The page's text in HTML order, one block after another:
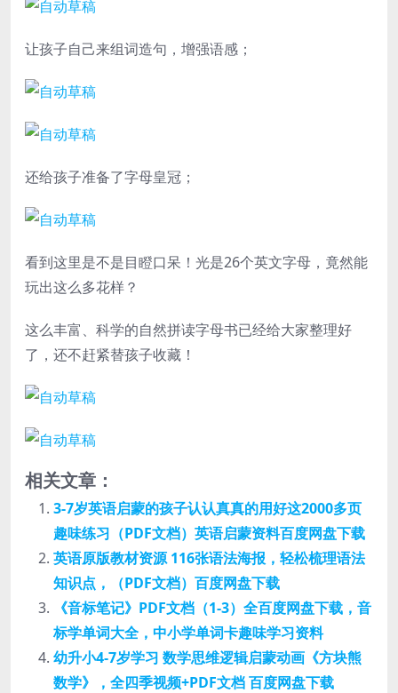
让孩子自己来组词造句，增强语感；
还给孩子准备了字母皇冠；
看到这里是不是目瞪口呆！光是26个英文字母，竟然能
玩出这么多花样？
这么丰富、科学的自然拼读字母书已经给大家整理好
了，还不赶紧替孩子收藏！
相关文章：
3-7岁英语启蒙的孩子认认真真的用好这2000多页
趣味练习（PDF文档）英语启蒙资料百度网盘下载
英语原版教材资源 116张语法海报，轻松梳理语法
知识点，（PDF文档）百度网盘下载
《音标笔记》PDF文档（1-3）全百度网盘下载，音
标学单词大全，中小学单词卡趣味学习资料
幼升小4-7岁学习 数学思维逻辑启蒙动画《方块熊
数学》，全四季视频+PDF文档 百度网盘下载